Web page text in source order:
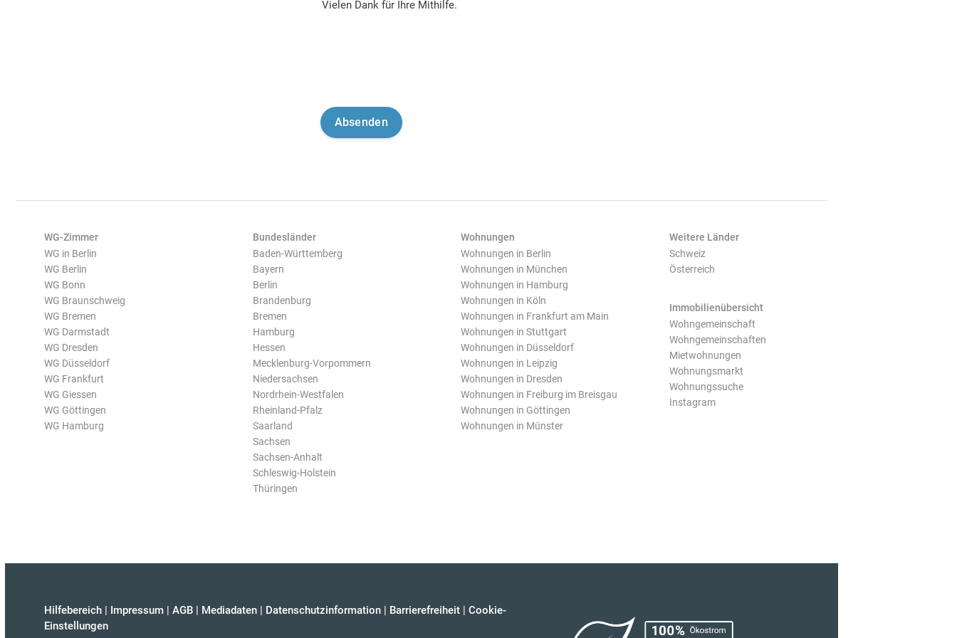
Vielen Dank für Ihre Mithilfe.
WG-Zimmer
WG in Berlin
WG Berlin
WG Bonn
WG Braunschweig
WG Bremen
WG Darmstadt
WG Dresden
WG Düsseldorf
WG Frankfurt
WG Giessen
WG Göttingen
WG Hamburg
Bundesländer
Baden-Württemberg
Bayern
Berlin
Brandenburg
Bremen
Hamburg
Hessen
Mecklenburg-Vorpommern
Niedersachsen
Nordrhein-Westfalen
Rheinland-Pfalz
Saarland
Sachsen
Sachsen-Anhalt
Schleswig-Holstein
Thüringen
Wohnungen
Wohnungen in Berlin
Wohnungen in München
Wohnungen in Hamburg
Wohnungen in Köln
Wohnungen in Frankfurt am Main
Wohnungen in Stuttgart
Wohnungen in Düsseldorf
Wohnungen in Leipzig
Wohnungen in Dresden
Wohnungen in Freiburg im Breisgau
Wohnungen in Göttingen
Wohnungen in Münster
Weitere Länder
Schweiz
Österreich
Immobilienübersicht
Wohngemeinschaft
Wohngemeinschaften
Mietwohnungen
Wohnungsmarkt
Wohnungssuche
Instagram
Hilfebereich | Impressum | AGB | Mediadaten | Datenschutzinformation | Barrierefreiheit | Cookie-
Einstellungen